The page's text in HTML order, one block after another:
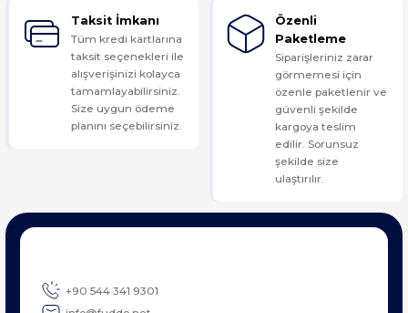
Taksit İmkanı
Tüm kredi kartlarına
taksit seçenekleri ile
alışverişinizi kolayca
tamamlayabilirsiniz.
Size uygun ödeme
planını seçebilirsiniz.
Özenli
Paketleme
Siparişleriniz zarar
görmemesi için
özenle paketlenir ve
güvenli şekilde
kargoya teslim
edilir. Sorunsuz
şekilde size
ulaştırılır.
+90 544 341 9301